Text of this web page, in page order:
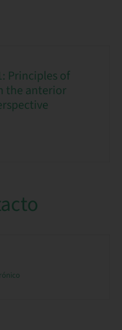
Principles of
the anterior